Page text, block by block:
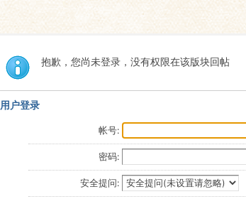
索
抱歉，您尚未登录，没有权限在该版块回帖
用户登录
帐号:
密码:
安全提问: